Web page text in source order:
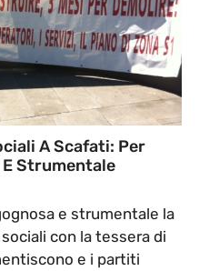
A Scafati: Per
Strumentale
e strumentale la
con la tessera di
e i partiti